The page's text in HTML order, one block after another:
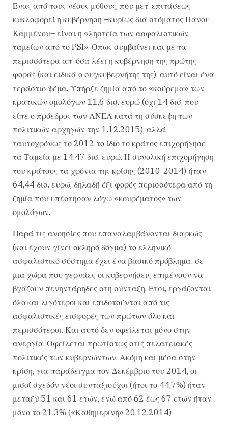
Ενας από τους νέους μύθους, που μετ’ επιτάσεως
κυκλοφορεί η κυβέρνηση –κυρίως διά στόματος Πάνου
Καμμένου– είναι η «ληστεία των ασφαλιστικών
ταμείων από το PSI». Οπως συμβαίνει και με τα
περισσότερα απ’ όσα λέει η κυβέρνηση της πρώτης
φοράς (και ειδικά ο συγκυβερνήτης της), αυτό είναι ένα
τεράστιο ψέμα. Υπήρξε ζημία από το «κούρεμα» των
κρατικών ομολόγων 11,6 δισ. ευρώ (όχι 14 δισ. που
είπε ο πρόεδρος των ΑΝΕΛ κατά τη σύσκεψη των
πολιτικών αρχηγών την 1.12.2015), αλλά
ταυτοχρόνως το 2012 το ίδιο το κράτος επιχορήγησε
τα Ταμεία με 14,47 δισ. ευρώ. Η συνολική επιχορήγηση
του κράτους τα χρόνια της κρίσης (2010-2014) ήταν
64,44 δισ. ευρώ, δηλαδή έξι φορές περισσότερα από τη
ζημία που υπέστησαν λόγω «κουρέματος» των
ομολόγων.
Παρά τις ανοησίες που επαναλαμβάνονται διαρκώς
(και έχουν γίνει σκληρό δόγμα) το ελληνικό
ασφαλιστικό σύστημα έχει ένα βασικό πρόβλημα: σε
μια χώρα που γερνάει, οι κυβερνήσεις επιμένουν να
βγάζουν πενηντάρηδες στη σύνταξη. Ετσι, εργάζονται
όλο και λιγότεροι και επιδοτούνται από τις
ασφαλιστικές εισφορές των πρώτων όλο και
περισσότεροι. Και αυτό δεν οφείλεται μόνο στην
ανεργία. Οφείλεται πρωτίστως στις πελατειακές
πολιτικές των κυβερνώντων. Ακόμη και μέσα στην
κρίση, για παράδειγμα τον Δεκέμβριο του 2014, οι
μισοί σχεδόν νέοι συνταξιούχοι (ήτοι το 44,7%) ήταν
μεταξύ 51 και 61 ετών, ενώ από 62 έως 67 ετών ήταν
μόνο το 21,3% («Καθημερινή» 20.12.2014)